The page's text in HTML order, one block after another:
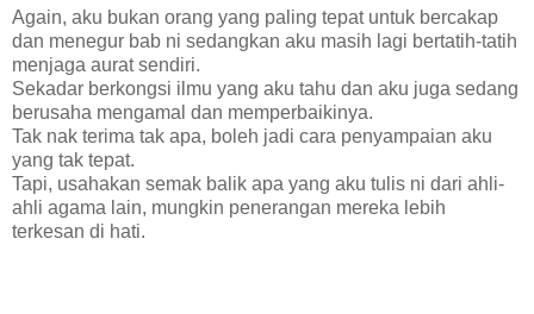
Again, aku bukan orang yang paling tepat untuk bercakap
dan menegur bab ni sedangkan aku masih lagi bertatih-tatih
menjaga aurat sendiri.
Sekadar berkongsi ilmu yang aku tahu dan aku juga sedang
berusaha mengamal dan memperbaikinya.
Tak nak terima tak apa, boleh jadi cara penyampaian aku
yang tak tepat.
Tapi, usahakan semak balik apa yang aku tulis ni dari ahli-
ahli agama lain, mungkin penerangan mereka lebih
terkesan di hati.